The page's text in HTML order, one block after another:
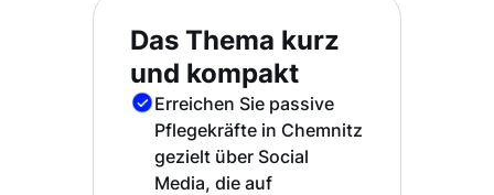
Das Thema kurz
und kompakt
Erreichen Sie passive
Pflegekräfte in Chemnitz
gezielt über Social
Media, die auf